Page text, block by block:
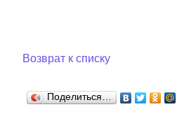
Возврат к списку
Поделиться…